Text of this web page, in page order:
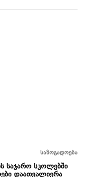
საზოგადოება
საჯარო სკოლებში
დაათვალიერა